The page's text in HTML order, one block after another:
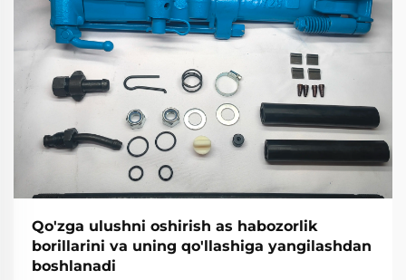
Qo'zga ulushni oshirish as habozorlik
borillarini va uning qo'llashiga yangilashdan
boshlanadi